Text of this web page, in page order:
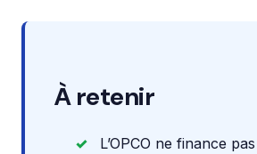
À retenir
L’OPCO ne finance